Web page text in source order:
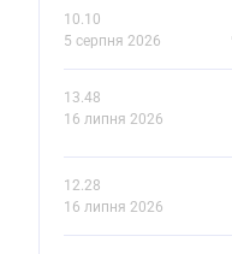
10.10
5 серпня 2026
13.48
16 липня 2026
12.28
16 липня 2026